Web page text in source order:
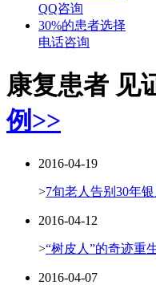
QQ咨询
30%的患者选择
电话咨询
康复患者 见
例>>
2016-04-19
>7旬老人告别30年
2016-04-12
>“树皮人”的奇迹重
2016-04-07